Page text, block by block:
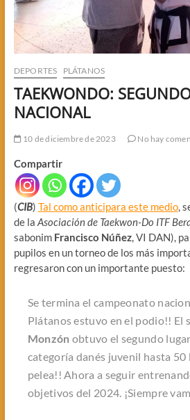
DEPORTES PLÁTANOS
TAEKWONDO:
NACIONAL
10 de diciembre de 2023 No hay
Compartir
(CIB) Tal como anticipara este medio,
de la Asociación de Taekwon-Do ITF
sabonim Francisco Núñez, VI DAN),
pupilos en un torneo de los más
regresaron con un importante puesto:
Se termina el campeonato
Plátanos estuvo en el podio!! El
Monzón obtuvo el segundo
categoría danés juvenil hasta 50
pelea!! Ahora a seguir
objetivos del 2024. ¡Siempre